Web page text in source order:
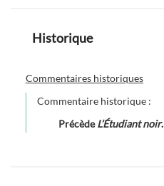
Historique
Commentaires historiques
Commentaire historique :
PrécèdeL’Étudiant noir.